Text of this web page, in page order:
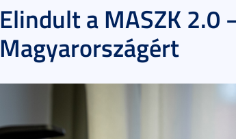
Elindult a MASZK 2.0
Magyarországért